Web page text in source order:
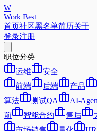
W
Work Best
首页社区黑名单简历关于
登录注册
职位分类
运维
安全
前端
后端 产品
算法
测试QA AI-
前
智能合约 售后